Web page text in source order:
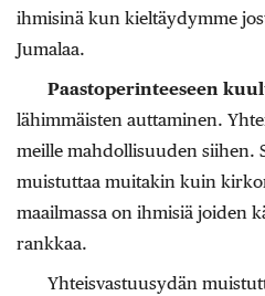
ihmisinä kun kieltäydymme
Jumalaa.
Paastoperinteeseen
lähimmäisten auttaminen.
meille mahdollisuuden siihen.
muistuttaa muitakin kuin
maailmassa on ihmisiä joiden
rankkaa.
Yhteisvastuusydän